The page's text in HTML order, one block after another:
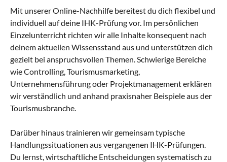
Mit unserer Online-Nachhilfe bereitest du dich flexibel und
individuell auf deine IHK-Prüfung vor. Im persönlichen
Einzelunterricht richten wir alle Inhalte konsequent nach
deinem aktuellen Wissensstand aus und unterstützen dich
gezielt bei anspruchsvollen Themen. Schwierige Bereiche
wie Controlling, Tourismusmarketing,
Unternehmensführung oder Projektmanagement erklären
wir verständlich und anhand praxisnaher Beispiele aus der
Tourismusbranche.
Darüber hinaus trainieren wir gemeinsam typische
Handlungssituationen aus vergangenen IHK-Prüfungen.
Du lernst, wirtschaftliche Entscheidungen systematisch zu